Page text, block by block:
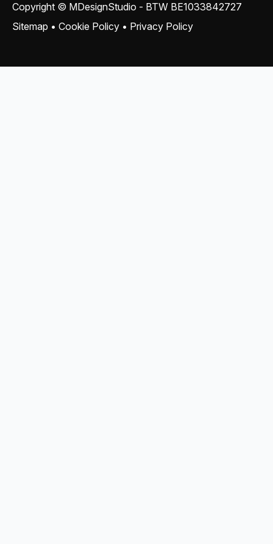
Copyright © MDesignStudio - BTW BE1033842727
Sitemap • Cookie Policy • Privacy Policy